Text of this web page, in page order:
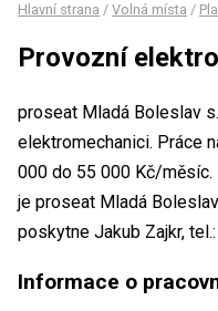
Hlavní strana / Volná místa /
Provozní
proseat Mladá Boleslav
elektromechanici. Práce
000 do 55 000 Kč/měsíc.
je proseat Mladá
poskytne Jakub Zajkr,
Informace o